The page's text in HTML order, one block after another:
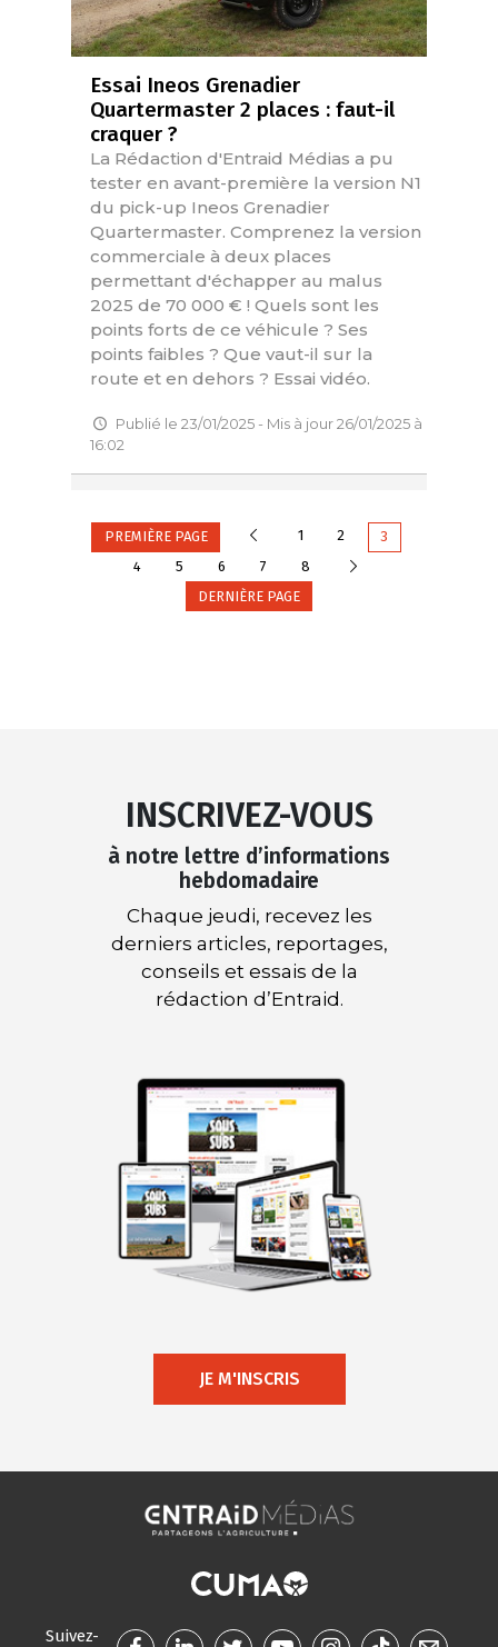
Essai Ineos Grenadier
Quartermaster 2 places : faut-il
craquer ?
La Rédaction d'Entraid Médias a pu
tester en avant-première la version N1
du pick-up Ineos Grenadier
Quartermaster. Comprenez la version
commerciale à deux places
permettant d'échapper au malus
2025 de 70 000 € ! Quels sont les
points forts de ce véhicule ? Ses
points faibles ? Que vaut-il sur la
route et en dehors ? Essai vidéo.
Publié le 23/01/2025 - Mis à jour 26/01/2025 à
16:02
PREMIÈRE PAGE Précédente
1 2
3
4
5 6 7 8
DERNIÈRE PAGE
INSCRIVEZ-VOUS
à notre lettre d’informations
hebdomadaire
Chaque jeudi, recevez les
derniers articles, reportages,
conseils et essais de la
rédaction d’Entraid.
JE M'INSCRIS
Suivez-